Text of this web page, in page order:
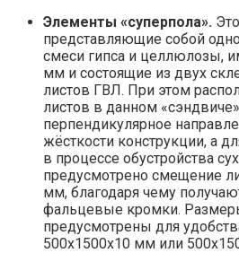
Элементы «суперпола».
представляющие собой
смеси гипса и целлюлозы,
мм и состоящие из двух
листов ГВЛ. При этом
листов в данном
перпендикулярное
жёсткости конструкции, а
в процессе обустройства
предусмотрено смещение
мм, благодаря чему
фальцевые кромки.
предусмотрены для
500х1500х10 мм или